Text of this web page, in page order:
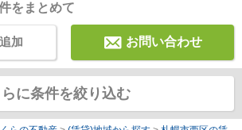
をまとめて
お問い合わせ
加
らに条件を絞り込む